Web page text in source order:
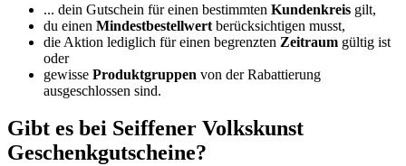
... dein Gutschein für einen bestimmten Kundenkreis gilt,
du einen Mindestbestellwert berücksichtigen musst,
die Aktion lediglich für einen begrenzten Zeitraum gültig ist
oder
gewisse Produktgruppen von der Rabattierung
ausgeschlossen sind.
Gibt es bei Seiffener Volkskunst
Geschenkgutscheine?